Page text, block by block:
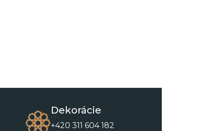
Dekorácie
+420 311 604 182